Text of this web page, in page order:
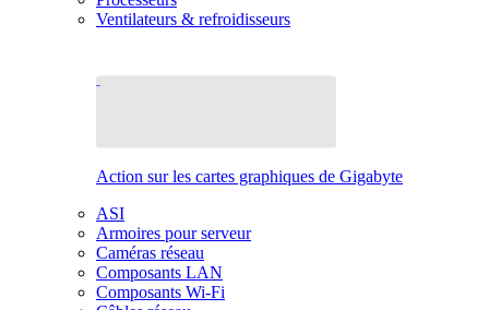
Ventilateurs & refroidisseurs
Action sur les cartes graphiques de Gigabyte
ASI
Armoires pour serveur
Caméras réseau
Composants LAN
Composants Wi-Fi